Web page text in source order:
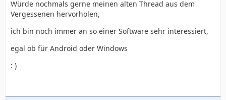
Würde nochmals gerne meinen alten Thread aus dem
Vergessenen hervorholen,
ich bin noch immer an so einer Software sehr interessiert,
egal ob für Android oder Windows
: )